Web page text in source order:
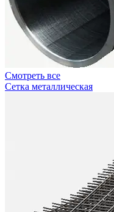
Смотреть все
Сетка металлическая